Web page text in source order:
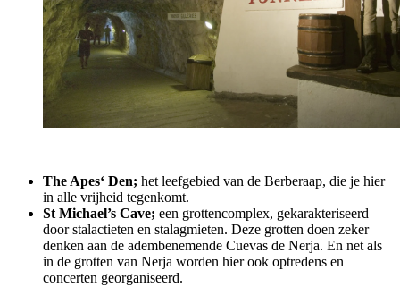
The Apes‘ Den; het leefgebied van de Berberaap, die je hier
in alle vrijheid tegenkomt.
St Michael’s Cave; een grottencomplex, gekarakteriseerd
door stalactieten en stalagmieten. Deze grotten doen zeker
denken aan de adembenemende Cuevas de Nerja. En net als
in de grotten van Nerja worden hier ook optredens en
concerten georganiseerd.